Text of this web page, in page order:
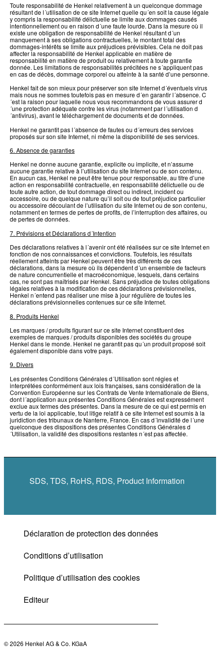
Toute responsabilité de Henkel relativement à un quelconque dommage
résultant de l´utilisation de ce site Internet quelle qu´en soit la cause légale
y compris la responsabilité délictuelle se limite aux dommages causés
intentionnellement ou en raison d´une faute lourde. Dans la mesure où il
existe une obligation de responsabilité de Henkel résultant d´un
manquement à ses obligations contractuelles, le montant total des
dommages-intérêts se limite aux préjudices prévisibles. Cela ne doit pas
affecter la responsabilité de Henkel applicable en matière de
responsabilité en matière de produit ou relativement à toute garantie
donnée. Les limitations de responsabilités précitées ne s´appliquent pas
en cas de décès, dommage corporel ou atteinte à la santé d’une personne.
Henkel fait de son mieux pour préserver son site Internet d´éventuels virus
mais nous ne sommes toutefois pas en mesure d´en garantir l´absence. C
´est la raison pour laquelle nous vous recommandons de vous assurer d
´une protection adéquate contre les virus (notamment par l´utilisation d
´antivirus), avant le téléchargement de documents et de données.
Henkel ne garantit pas l´absence de fautes ou d´erreurs des services
proposés sur son site Internet, ni même la disponibilité de ses services.
6. Absence de garanties
Henkel ne donne aucune garantie, explicite ou implicite, et n’assume
aucune garantie relative à l’utilisation du site Internet ou de son contenu.
En aucun cas, Henkel ne peut être tenue pour responsable, au titre d’une
action en responsabilité contractuelle, en responsabilité délictuelle ou de
toute autre action, de tout dommage direct ou indirect, incident ou
accessoire, ou de quelque nature qu’il soit ou de tout préjudice particulier
ou accessoire découlant de l’utilisation du site Internet ou de son contenu,
notamment en termes de pertes de profits, de l’interruption des affaires, ou
de pertes de données.
7. Prévisions et Déclarations d´Intention
Des déclarations relatives à l´avenir ont été réalisées sur ce site Internet en
fonction de nos connaissances et convictions. Toutefois, les résultats
réellement atteints par Henkel peuvent être très différents de ces
déclarations, dans la mesure où ils dépendent d´un ensemble de facteurs
de nature concurrentielle et macroéconomique, lesquels, dans certains
cas, ne sont pas maîtrisés par Henkel. Sans préjudice de toutes obligations
légales relatives à la modification de ces déclarations prévisionnelles,
Henkel n´entend pas réaliser une mise à jour régulière de toutes les
déclarations prévisionnelles contenues sur ce site Internet.
8. Produits Henkel
Les marques / produits figurant sur ce site Internet constituent des
exemples de marques / produits disponibles des sociétés du groupe
Henkel dans le monde. Henkel ne garantit pas qu´un produit proposé soit
également disponible dans votre pays.
9. Divers
Les présentes Conditions Générales d´Utilisation sont régies et
interprétées conformément aux lois françaises, sans considération de la
Convention Européenne sur les Contrats de Vente Internationale de Biens,
dont l´application aux présentes Conditions Générales est expressément
exclue aux termes des présentes. Dans la mesure de ce qui est permis en
vertu de la loi applicable, tout litige relatif à ce site Internet est soumis à la
juridiction des tribunaux de Nanterre, France. En cas d´invalidité de l´une
quelconque des dispositions des présentes Conditions Générales d
´Utilisation, la validité des dispositions restantes n´est pas affectée.
SDS, TDS, RoHS, RDS, Product Information
Déclaration de protection des données
Conditions d’utilisation
Politique d’utilisation des cookies
Editeur
© 2026 Henkel AG & Co. KGaA